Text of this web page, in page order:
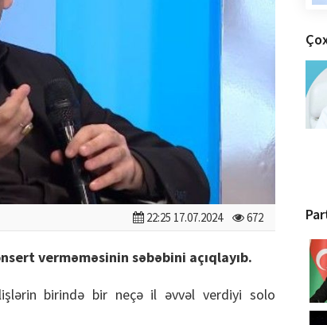
22:25 17.07.2024 672
verməməsinin səbəbini açıqlayıb.
birində bir neçə il əvvəl verdiyi solo